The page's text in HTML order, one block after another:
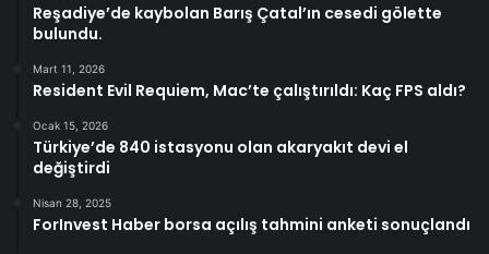
Reşadiye’de kaybolan Barış Çatal’ın cesedi gölette
bulundu.
Mart 11, 2026
Resident Evil Requiem, Mac’te çalıştırıldı: Kaç FPS aldı?
Ocak 15, 2026
Türkiye’de 840 istasyonu olan akaryakıt devi el
değiştirdi
Nisan 28, 2025
ForInvest Haber borsa açılış tahmini anketi sonuçlandı